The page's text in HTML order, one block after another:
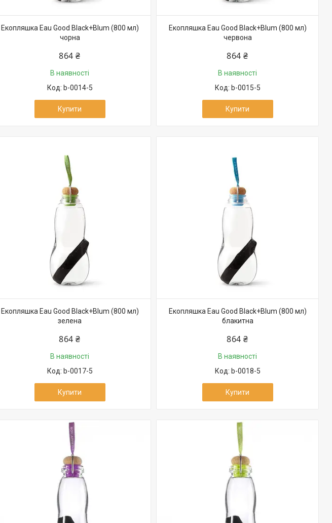
Екопляшка Eau Good Black+Blum (800 мл)
чорна
864 ₴
В наявності
b-0014-5
Купити
Екопляшка Eau Good Black+Blum (800 мл)
червона
864 ₴
В наявності
b-0015-5
Купити
Екопляшка Eau Good Black+Blum (800 мл)
зелена
864 ₴
В наявності
b-0017-5
Купити
Екопляшка Eau Good Black+Blum (800 мл)
блакитна
864 ₴
В наявності
b-0018-5
Купити